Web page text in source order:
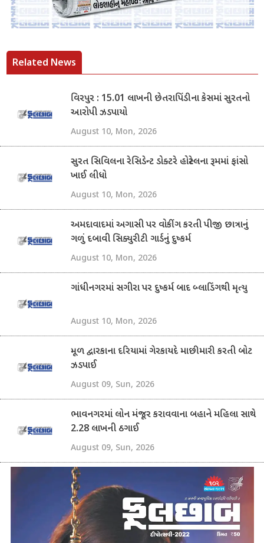
Related News
વિરપુર : 15.01 લાખની છેતરાપિંડીના કેસમાં સુરતનો
આરોપી ઝડપાયો
August 10, Mon, 2026
સુરત સિવિલના રેસિડેન્ટ ડોક્ટરે હોસ્ટેલના રૂમમાં ફાંસો
ખાઈ લીધો
August 10, Mon, 2026
અમદાવાદમાં અગાસી પર વોકીંગ કરતી પીજી છાત્રાનું
ગળું દબાવી સિક્યુરીટી ગાર્ડનું દુષ્કર્મ
August 10, Mon, 2026
ગાંધીનગરમાં સગીરા પર દુષ્કર્મ બાદ બ્લાડિંગથી મૃત્યુ
August 10, Mon, 2026
મૂળ દ્વારકાના દરિયામાં ગેરકાયદે માછીમારી કરતી બોટ
ઝડપાઈ
August 09, Sun, 2026
ભાવનગરમાં લોન મંજૂર કરાવવાના બહાને મહિલા સાથે
2.28 લાખની ઠગાઈ
August 09, Sun, 2026